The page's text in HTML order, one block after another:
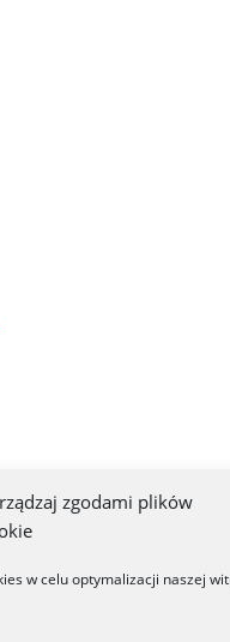
zgodami plików
w celu optymalizacji naszej